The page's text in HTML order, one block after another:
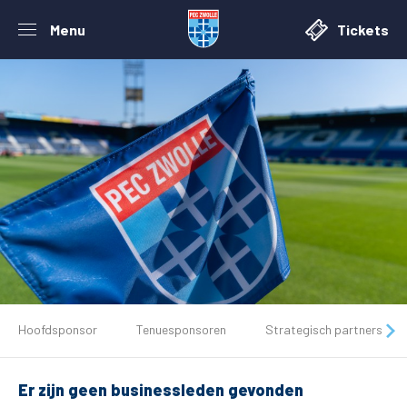
Menu Tickets
De club
Tickets
Matchdays
Hoofdsponsor Tenuesponsoren Strategisch partners
Er zijn geen businessleden gevonden